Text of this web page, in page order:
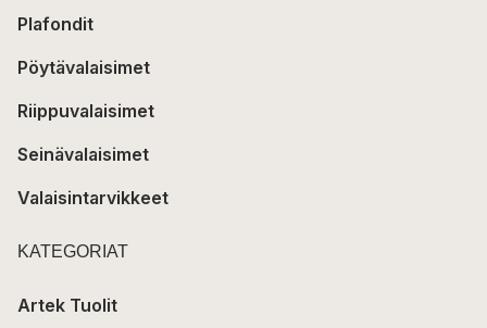
Plafondit
Pöytävalaisimet
Riippuvalaisimet
Seinävalaisimet
Valaisintarvikkeet
KATEGORIAT
Artek Tuolit